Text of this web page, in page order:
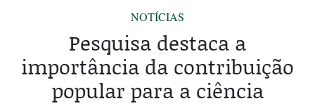
NOTÍCIAS
Pesquisa destaca a
importância da contribuição
popular para a ciência